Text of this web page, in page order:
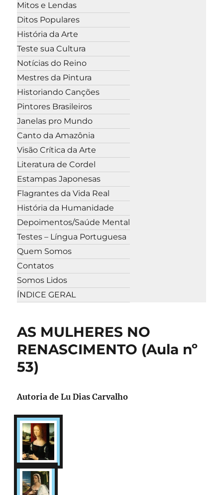
Mitos e Lendas
Ditos Populares
História da Arte
Teste sua Cultura
Notícias do Reino
Mestres da Pintura
Historiando Canções
Pintores Brasileiros
Janelas pro Mundo
Canto da Amazônia
Visão Crítica da Arte
Literatura de Cordel
Estampas Japonesas
Flagrantes da Vida Real
História da Humanidade
Depoimentos/Saúde Mental
Testes – Língua Portuguesa
Quem Somos
Contatos
Somos Lidos
ÍNDICE GERAL
AS MULHERES NO
RENASCIMENTO (Aula nº
53)
Autoria de Lu Dias Carvalho